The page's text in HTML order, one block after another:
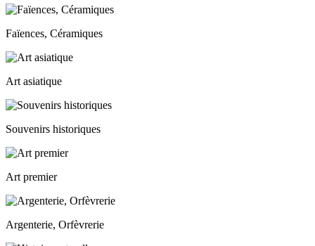
Faïences, Céramiques
Art asiatique
Souvenirs historiques
Art premier
Argenterie, Orfèvrerie